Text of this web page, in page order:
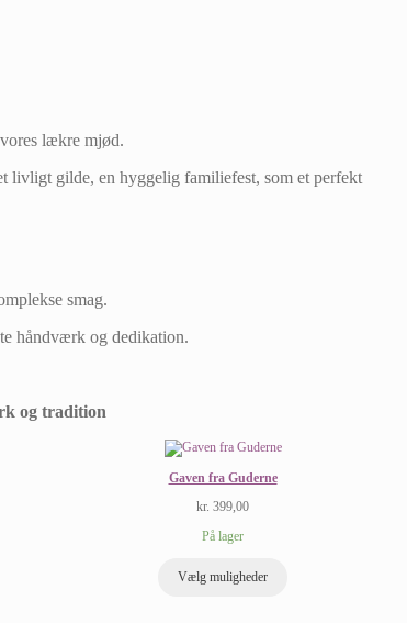
lækre mjød.
livligt gilde, en hyggelig familiefest, som et perfekt
smag.
håndværk og dedikation.
og tradition
Gaven fra Guderne
kr. 399,00
På lager
Vælg muligheder